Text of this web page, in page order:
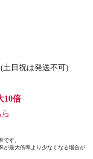
土日祝は発送不可)
10倍
す。
が最大倍率より少なくなる場合が